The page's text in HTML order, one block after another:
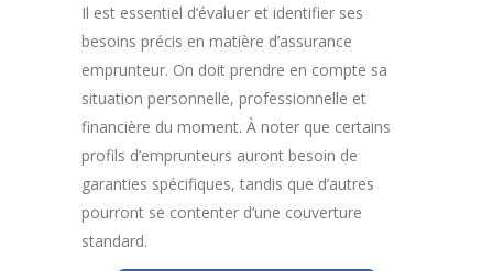
Il est essentiel d’évaluer et identifier ses
besoins précis en matière d’assurance
emprunteur. On doit prendre en compte sa
situation personnelle, professionnelle et
financière du moment. À noter que certains
profils d’emprunteurs auront besoin de
garanties spécifiques, tandis que d’autres
pourront se contenter d’une couverture
standard.